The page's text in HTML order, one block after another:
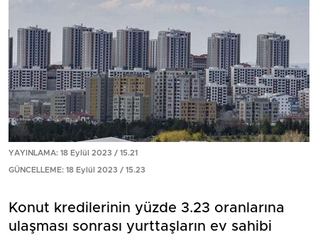
YAYINLAMA: 18 Eylül 2023 / 15.21
GÜNCELLEME: 18 Eylül 2023 / 15.23
Konut kredilerinin yüzde 3.23 oranlarına
ulaşması sonrası yurttaşların ev sahibi